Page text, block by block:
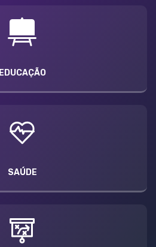
EDUCAÇÃO
SAÚDE